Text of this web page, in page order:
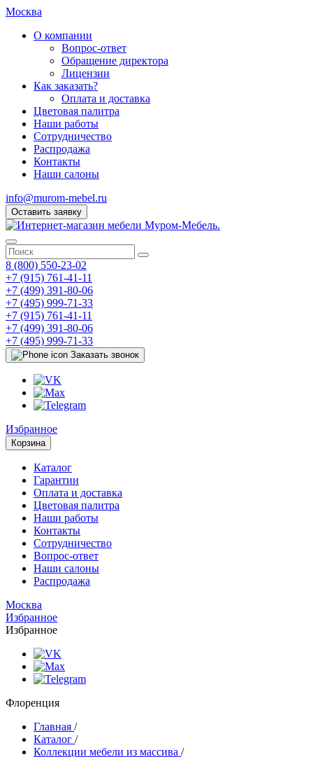
Москва
О компании
Вопрос-ответ
Обращение директора
Лицензии
Как заказать?
Оплата и доставка
Цветовая палитра
Наши работы
Сотрудничество
Распродажа
Контакты
Наши салоны
info@murom-mebel.ru
Оставить заявку
8 (800) 550-23-02
+7 (915) 761-41-11
+7 (499) 391-80-06
+7 (495) 999-71-33
+7 (915) 761-41-11
+7 (499) 391-80-06
+7 (495) 999-71-33
Заказать звонок
Избранное
Корзина
Каталог
Гарантии
Оплата и доставка
Цветовая палитра
Наши работы
Контакты
Сотрудничество
Вопрос-ответ
Наши салоны
Распродажа
Москва
Избранное
Избранное
Флоренция
Главная /
Каталог /
Коллекции мебели из массива /